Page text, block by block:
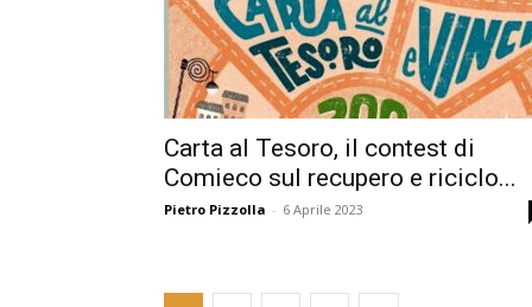
Carta al Tesoro, il contest di
Comieco sul recupero e riciclo...
Pietro Pizzolla - 6 Aprile 2023